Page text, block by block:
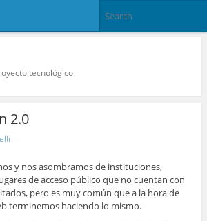
tecnológico
2.0
y nos asombramos de instituciones,
de acceso público que no cuentan con
pero es muy común que a la hora de
terminemos haciendo lo mismo.